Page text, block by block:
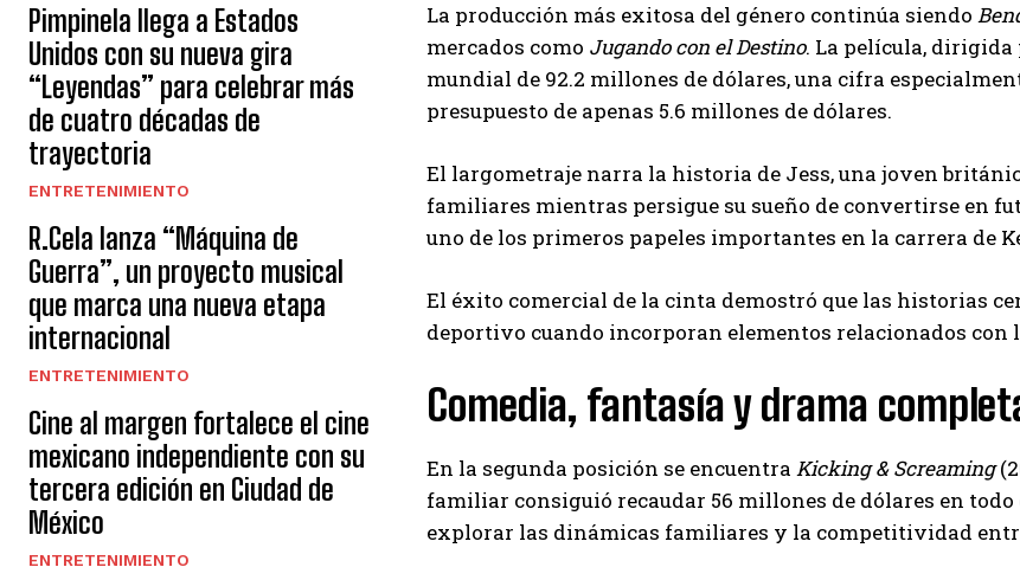
empresas de diferentes partes del mundo a
aumentar su visibilidad y fortalecer su
en el mercado. Su trabajo aporta conocimientos valiosos para
comunidades empresariales como la de Vaughan, según
Nueva Prensa.
Pimpinela llega a Estados
Unidos con su nueva gira
“Leyendas” para celebrar más
de cuatro décadas de
trayectoria
ENTRETENIMIENTO
R.Cela lanza “Máquina de
Guerra”, un proyecto musical
que marca una nueva etapa
internacional
ENTRETENIMIENTO
Cine al margen fortalece el cine
mexicano independiente con su
tercera edición en Ciudad de
México
ENTRETENIMIENTO
La producción más exitosa del género continúa siendo
mercados como Jugando con el Destino. La película, dirigida
mundial de 92.2 millones de dólares, una cifra
presupuesto de apenas 5.6 millones de dólares.
El largometraje narra la historia de Jess, una joven
familiares mientras persigue su sueño de convertirse en
uno de los primeros papeles importantes en la carrera de
El éxito comercial de la cinta demostró que las historias
deportivo cuando incorporan elementos relacionados
Comedia, fantasía y drama
En la segunda posición se encuentra Kicking & Screaming
familiar consiguió recaudar 56 millones de dólares en
explorar las dinámicas familiares y la competitividad